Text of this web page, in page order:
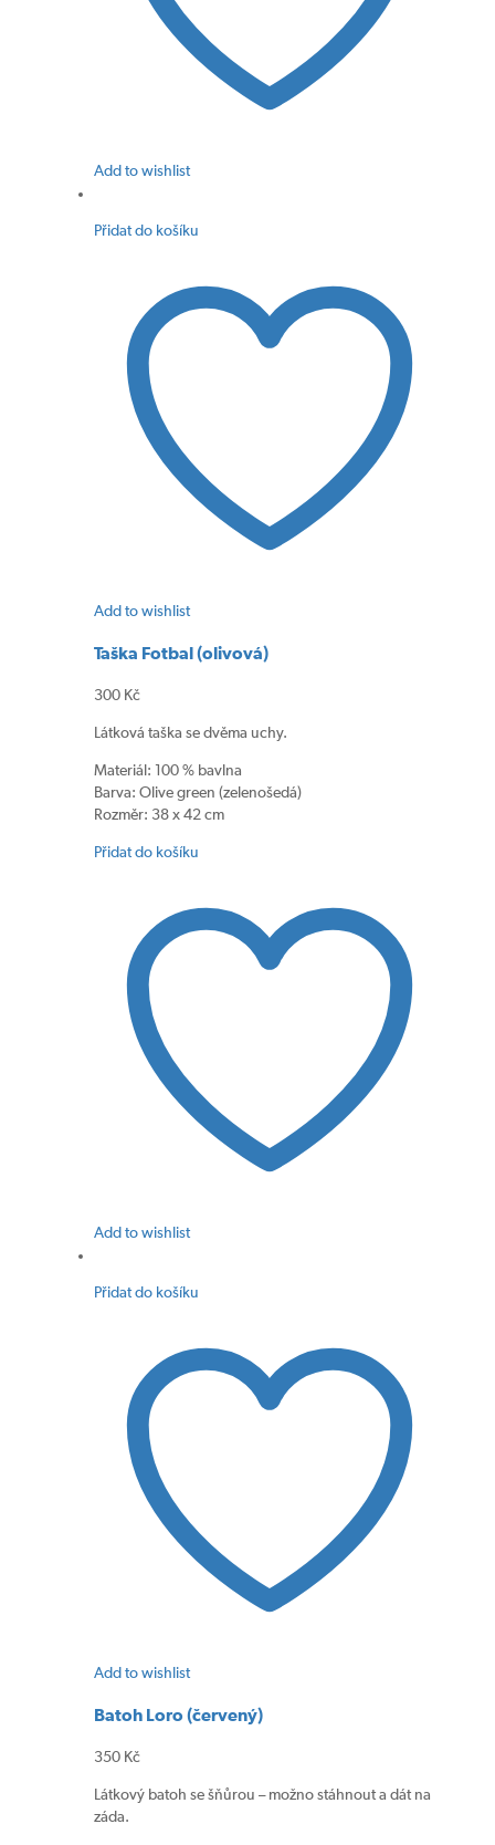
Add to wishlist
Přidat do košíku
Add to wishlist
Taška Fotbal (olivová)
300 Kč
Látková taška se dvěma uchy.
Materiál: 100 % bavlna
Barva: Olive green (zelenošedá)
Rozměr: 38 x 42 cm
Přidat do košíku
Add to wishlist
Přidat do košíku
Add to wishlist
Batoh Loro (červený)
350 Kč
Látkový batoh se šňůrou – možno stáhnout a dát na
záda.